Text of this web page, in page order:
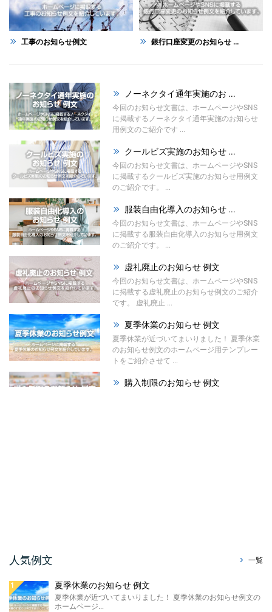
工事のお知らせ例文 銀行口座変更のお知らせ ...
ノーネクタイ通年実施のお ...
今回のお知らせ文書は、ホームページやSNS
に掲載するノーネクタイ通年実施のお知らせ
用例文のご紹介です ...
クールビズ実施のお知らせ ...
今回のお知らせ文書は、ホームページやSNS
に掲載するクールビズ実施のお知らせ用例文
のご紹介です。 ...
服装自由化導入のお知らせ ...
今回のお知らせ文書は、ホームページやSNS
に掲載する服装自由化導入のお知らせ用例文
のご紹介です。 ...
虚礼廃止のお知らせ 例文
今回のお知らせ文書は、ホームページやSNS
に掲載する虚礼廃止のお知らせ例文のご紹介
です。 虚礼廃止 ...
夏季休業のお知らせ 例文
夏季休業が近づいてまいりました！ 夏季休業
のお知らせ例文のホームページ用テンプレー
トをご紹介させて ...
購入制限のお知らせ 例文
する販売休止のお知らせテンプレートのご紹
介です。 こちらに ...
人気例文 一覧
夏季休業のお知らせ 例文
夏季休業が近づいてまいりました！ 夏季休業のお知らせ例文の
ホームページ...